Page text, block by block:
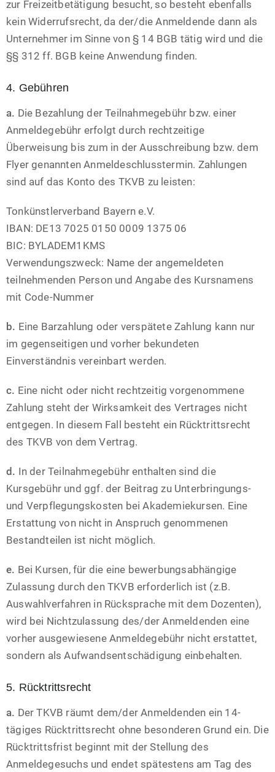
zur Freizeitbetätigung besucht, so besteht ebenfalls
kein Widerrufsrecht, da der/die Anmeldende dann als
Unternehmer im Sinne von § 14 BGB tätig wird und die
§§ 312 ff. BGB keine Anwendung finden.
4. Gebühren
a. Die Bezahlung der Teilnahmegebühr bzw. einer
Anmeldegebühr erfolgt durch rechtzeitige
Überweisung bis zum in der Ausschreibung bzw. dem
Flyer genannten Anmeldeschlusstermin. Zahlungen
sind auf das Konto des TKVB zu leisten:
Tonkünstlerverband Bayern e.V.
IBAN: DE13 7025 0150 0009 1375 06
BIC: BYLADEM1KMS
Verwendungszweck: Name der angemeldeten
teilnehmenden Person und Angabe des Kursnamens
mit Code-Nummer
b. Eine Barzahlung oder verspätete Zahlung kann nur
im gegenseitigen und vorher bekundeten
Einverständnis vereinbart werden.
c. Eine nicht oder nicht rechtzeitig vorgenommene
Zahlung steht der Wirksamkeit des Vertrages nicht
entgegen. In diesem Fall besteht ein Rücktrittsrecht
des TKVB von dem Vertrag.
d. In der Teilnahmegebühr enthalten sind die
Kursgebühr und ggf. der Beitrag zu Unterbringungs-
und Verpflegungskosten bei Akademiekursen. Eine
Erstattung von nicht in Anspruch genommenen
Bestandteilen ist nicht möglich.
e. Bei Kursen, für die eine bewerbungsabhängige
Zulassung durch den TKVB erforderlich ist (z.B.
Auswahlverfahren in Rücksprache mit dem Dozenten),
wird bei Nichtzulassung des/der Anmeldenden eine
vorher ausgewiesene Anmeldegebühr nicht erstattet,
sondern als Aufwandsentschädigung einbehalten.
5. Rücktrittsrecht
a. Der TKVB räumt dem/der Anmeldenden ein 14-
tägiges Rücktrittsrecht ohne besonderen Grund ein. Die
Rücktrittsfrist beginnt mit der Stellung des
Anmeldegesuchs und endet spätestens am Tag des